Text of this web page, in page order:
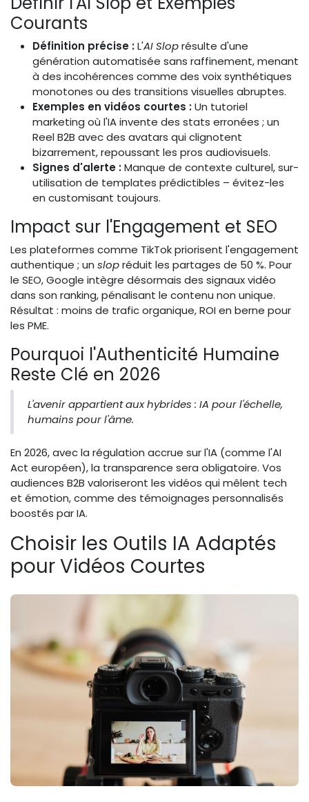
Courants
Définition précise :L'AI Sloprésulte d'une
génération automatisée sans raffinement, menant
à des incohérences comme des voix synthétiques
monotones ou des transitions visuelles abruptes.
Exemples en vidéos courtes :Un tutoriel
marketing où l'IA invente des stats erronées ; un
Reel B2B avec des avatars qui clignotent
bizarrement, repoussant les pros audiovisuels.
Signes d'alerte :Manque de contexte culturel, sur-
utilisation de templates prédictibles – évitez-les
en customisant toujours.
Impact sur l'Engagement et SEO
Les plateformes comme TikTok priorisent l'engagement
authentique ; un slopréduit les partages de 50 %. Pour
le SEO, Google intègre désormais des signaux vidéo
dans son ranking, pénalisant le contenu non unique.
Résultat : moins de trafic organique, ROI en berne pour
les PME.
Pourquoi l'Authenticité Humaine
Reste Clé en 2026
L'avenir appartient aux hybrides : IA pour l'échelle,
humains pour l'âme.
En 2026, avec la régulation accrue sur l'IA (comme l'AI
Act européen), la transparence sera obligatoire. Vos
audiences B2B valoriseront les vidéos qui mêlent tech
et émotion, comme des témoignages personnalisés
boostés par IA.
Choisir les Outils IA Adaptés
pour Vidéos Courtes